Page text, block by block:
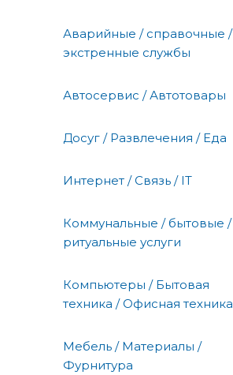
Аварийные / справочные /
экстренные службы
Автосервис / Автотовары
Досуг / Развлечения / Еда
Интернет / Связь / IT
Коммунальные / бытовые /
ритуальные услуги
Компьютеры / Бытовая
техника / Офисная техника
Мебель / Материалы /
Фурнитура